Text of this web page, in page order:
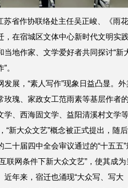
苏省作协联络处主任吴正峻、《雨
，在宿城区文体中心新时代文明实
当地作家、文学爱好者共同探讨“新
”。
发展，“素人写作”现象日益凸显。外
玫瑰、家政女工范雨素等基层作者
学、西海固文学、益阳清溪村文学
“新大众文艺”概念被正式提出，随
十届四中全会审议通过的“十五五”
联网条件下新大众文艺”，使其成为
近年来，宿迁也涌现“大众写、写大